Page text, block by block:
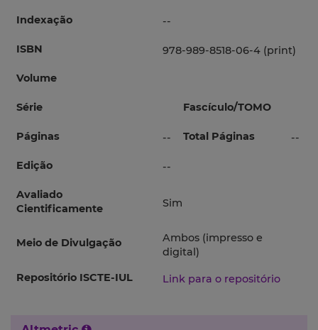
Indexação --
ISBN 978-989-8518-06-4 (print)
Volume
Série Fascículo/TOMO
Páginas -- Total Páginas --
Edição --
Avaliado
Cientificamente
Sim
Meio de Divulgação
Ambos (impresso e
digital)
Repositório ISCTE-IUL
Link para o repositório